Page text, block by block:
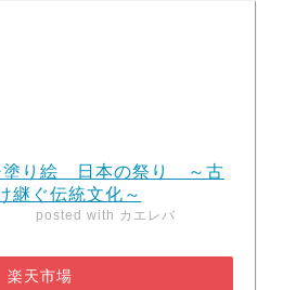
塗り絵 日本の祭り ～古
継ぐ伝統文化～
posted with カエレバ
楽天市場